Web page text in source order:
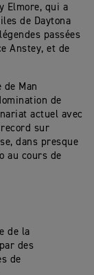
Elmore, qui a
de Daytona
passées
Anstey, et de
Man
de
actuel avec
record sur
dans presque
au cours de
de la
des
de